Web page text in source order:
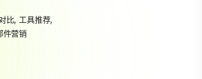
比,工具推荐,
件营销